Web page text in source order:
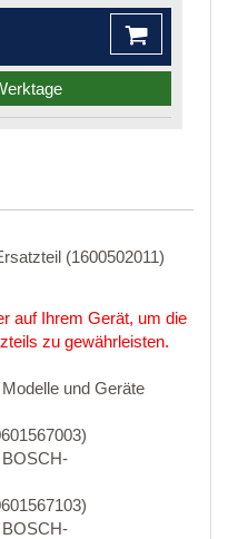
(1600502011)
auf Ihrem Gerät, um die
zu gewährleisten.
und Geräte
BOSCH-
BOSCH-